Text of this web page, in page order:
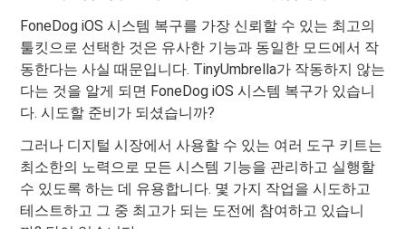
FoneDog iOS 시스템 복구를 가장 신뢰할 수 있는 최고의
툴킷으로 선택한 것은 유사한 기능과 동일한 모드에서 작
동한다는 사실 때문입니다. TinyUmbrella가 작동하지 않는
다는 것을 알게 되면 FoneDog iOS 시스템 복구가 있습니
다. 시도할 준비가 되셨습니까?
그러나 디지털 시장에서 사용할 수 있는 여러 도구 키트는
최소한의 노력으로 모든 시스템 기능을 관리하고 실행할
수 있도록 하는 데 유용합니다. 몇 가지 작업을 시도하고
테스트하고 그 중 최고가 되는 도전에 참여하고 있습니